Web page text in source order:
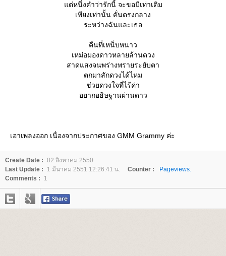
ต่หนึ่งคำว่ารักนี้ จะขอมีเท่าเดิม
เพียงเท่านั้น คั่นตรงกลาง
ระหว่างฉันและเธอ
คืนที่เหน็บหนาว
เหม่อมองดาวหลายล้านดวง
สาดแสงจนพร่างพรายระยับตา
ตกมาสักดวงได้ไหม
ช่วยดวงใจที่ไร้ค่า
อยากอธิษฐานผ่านดาว
เอาเพลงออก เนื่องจากประกาศของ GMM Grammy ค่ะ
Create Date : 02 สิงหาคม 2550
Last Update :
1 มีนาคม 2551 12:26:41 น. Counter :
Pageviews.
Comments :
1